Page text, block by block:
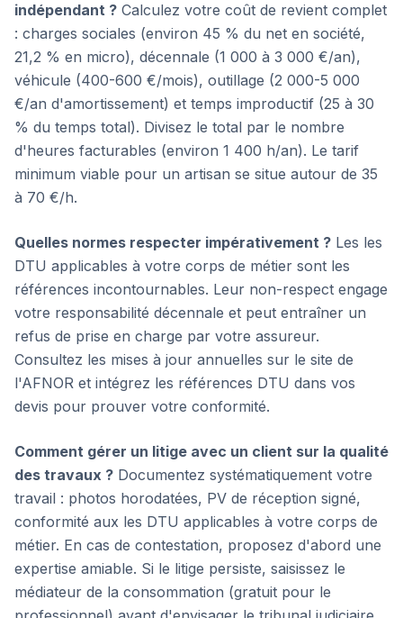
indépendant ? Calculez votre coût de revient complet
: charges sociales (environ 45 % du net en société,
21,2 % en micro), décennale (1 000 à 3 000 €/an),
véhicule (400-600 €/mois), outillage (2 000-5 000
€/an d'amortissement) et temps improductif (25 à 30
% du temps total). Divisez le total par le nombre
d'heures facturables (environ 1 400 h/an). Le tarif
minimum viable pour un artisan se situe autour de 35
à 70 €/h.
Quelles normes respecter impérativement ? Les les
DTU applicables à votre corps de métier sont les
références incontournables. Leur non-respect engage
votre responsabilité décennale et peut entraîner un
refus de prise en charge par votre assureur.
Consultez les mises à jour annuelles sur le site de
l'AFNOR et intégrez les références DTU dans vos
devis pour prouver votre conformité.
Comment gérer un litige avec un client sur la qualité
des travaux ? Documentez systématiquement votre
travail : photos horodatées, PV de réception signé,
conformité aux les DTU applicables à votre corps de
métier. En cas de contestation, proposez d'abord une
expertise amiable. Si le litige persiste, saisissez le
médiateur de la consommation (gratuit pour le